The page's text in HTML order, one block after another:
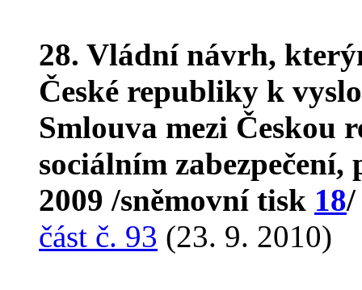
28. Vládní návrh,
České republiky k
Smlouva mezi Českou
sociálním zabezpečení,
2009 /sněmovní tisk 18/
část č. 93 (23. 9. 2010)